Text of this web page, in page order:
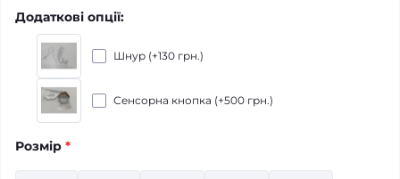
Додаткові опції:
Шнур (+130 грн.)
Сенсорна кнопка (+500 грн.)
Розмір *